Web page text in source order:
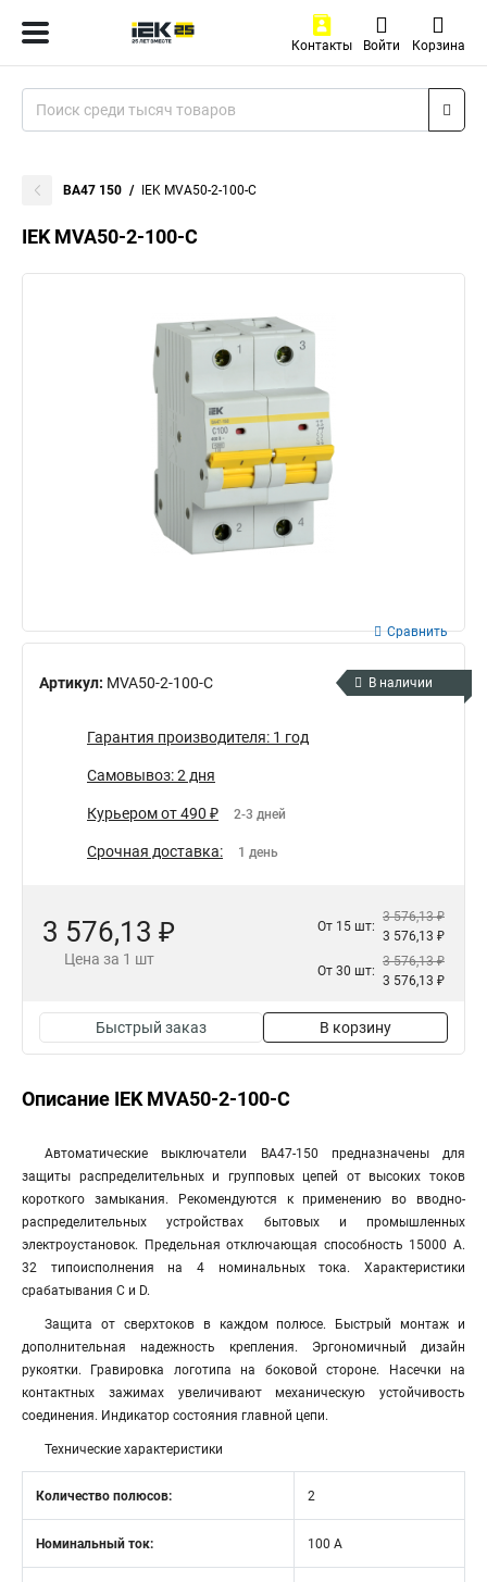
Контакты Войти Корзина
ВА47 150 IEK MVA50-2-100-C
IEK MVA50-2-100-C
Артикул: MVA50-2-100-C
Сравнить
В наличии
Гарантия производителя: 1 год
Самовывоз: 2 дня
Курьером от 490 ₽ 2-3 дней
Срочная доставка: 1 день
3 576,13 ₽
Цена за 1 шт
От 15 шт:
3 576,13 ₽
3 576,13 ₽
От 30 шт:
3 576,13 ₽
3 576,13 ₽
Быстрый заказ В корзину
Описание IEK MVA50-2-100-C
Автоматические выключатели ВА47-150 предназначены для
защиты распределительных и групповых цепей от высоких токов
короткого замыкания. Рекомендуются к применению во вводно-
распределительных устройствах бытовых и промышленных
электроустановок. Предельная отключающая способность 15000 А.
32 типоисполнения на 4 номинальных тока. Характеристики
срабатывания С и D.
Защита от сверхтоков в каждом полюсе. Быстрый монтаж и
дополнительная надежность крепления. Эргономичный дизайн
рукоятки. Гравировка логотипа на боковой стороне. Насечки на
контактных зажимах увеличивают механическую устойчивость
соединения. Индикатор состояния главной цепи.
Технические характеристики
Количество полюсов: 2
Номинальный ток: 100 А